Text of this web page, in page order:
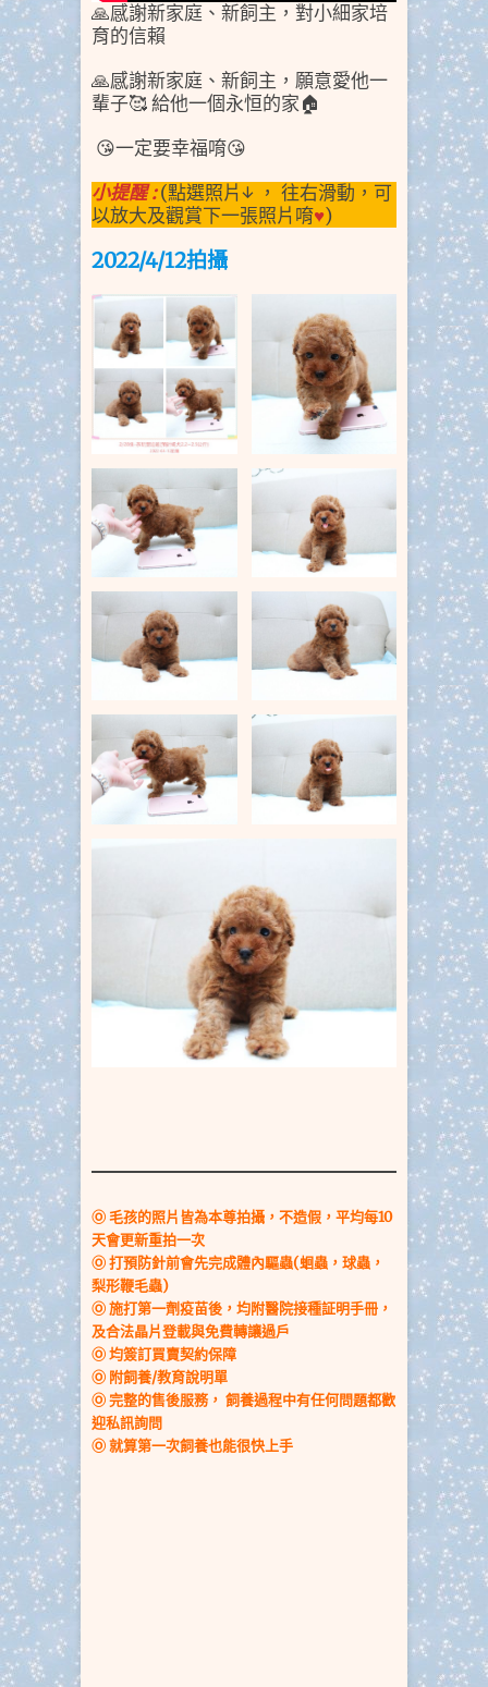
🙏感謝新家庭、新飼主，對小細家培
育的信賴
🙏感謝新家庭、新飼主，願意愛他一
輩子🥰 給他一個永恒的家🏠
😘一定要幸福唷😘
小提醒 :(點選照片↓ ， 往右滑動，可
以放大及觀賞下一張照片唷♥)
2022/4/12拍攝
Ⓞ 毛孩的照片皆為本尊拍攝，不造假，平均每10
天會更新重拍一次
Ⓞ打預防針前會先完成體內驅蟲(蛔蟲，球蟲，
梨形鞭毛蟲)
Ⓞ 施打第一劑疫苗後，均附醫院接種証明手冊 ，
及合法晶片登載與免費轉讓過戶
Ⓞ 均簽訂買賣契約保障
Ⓞ 附飼養/教育說明單
Ⓞ 完整的售後服務， 飼養過程中有任何問題都歡
迎私訊詢問
Ⓞ 就算第一次飼養也能很快上手